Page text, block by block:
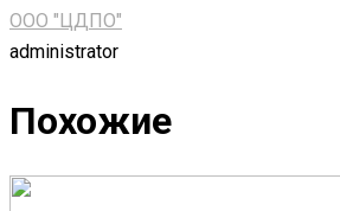
ООО "ЦДПО"
administrator
Похожие